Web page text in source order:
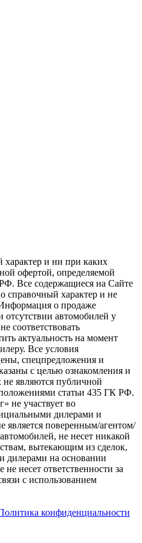
и ни при каких
офертой, определяемой
Все содержащиеся на Сайте
справочный характер и не
о продаже
автомобилей у
соответствовать
актуальность на момент
Все условия
спецпредложения и
с целью ознакомления и
не являются публичной
статьи 435 ГК РФ.
не участвует во
дилерами и
является поверенным/агентом/
не несет никакой
вытекающим из сделок,
дилерами на основании
несет ответственности за
с использованием
конфиденциальности